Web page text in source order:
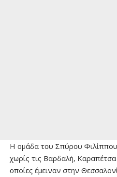
Η ομάδα του Σπύρου
χωρίς τις Βαρδαλή, Καραπέτσα
οποίες έμειναν στην